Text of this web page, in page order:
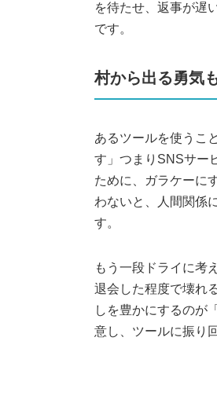
を待たせ、返事が遅
です。
村から出る勇気
あるツールを使うこ
す」つまりSNSサー
ために、ガラケーに
わないと、人間関係
す。
もう一段ドライに考
退会した程度で壊れ
しを豊かにするのが
意し、ツールに振り